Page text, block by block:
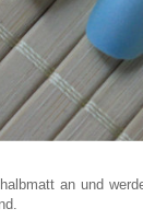
an und